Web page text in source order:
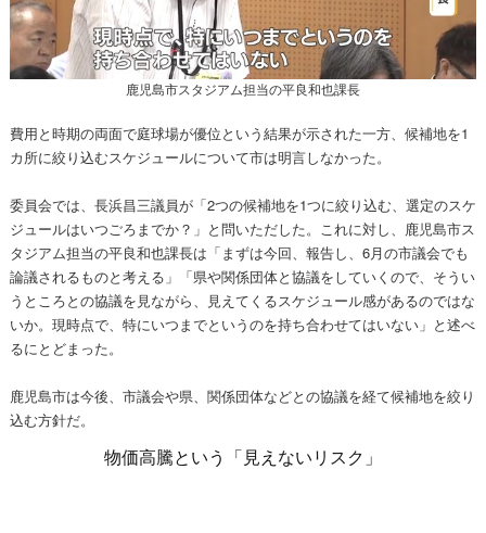
鹿児島市スタジアム担当の平良和也課長
費用と時期の両面で庭球場が優位という結果が示された一方、候補地を1
カ所に絞り込むスケジュールについて市は明言しなかった。
委員会では、長浜昌三議員が「2つの候補地を1つに絞り込む、選定のスケ
ジュールはいつごろまでか？」と問いただした。これに対し、鹿児島市ス
タジアム担当の平良和也課長は「まずは今回、報告し、6月の市議会でも
論議されるものと考える」「県や関係団体と協議をしていくので、そうい
うところとの協議を見ながら、見えてくるスケジュール感があるのではな
いか。現時点で、特にいつまでというのを持ち合わせてはいない」と述べ
るにとどまった。
鹿児島市は今後、市議会や県、関係団体などとの協議を経て候補地を絞り
込む方針だ。
物価高騰という「見えないリスク」